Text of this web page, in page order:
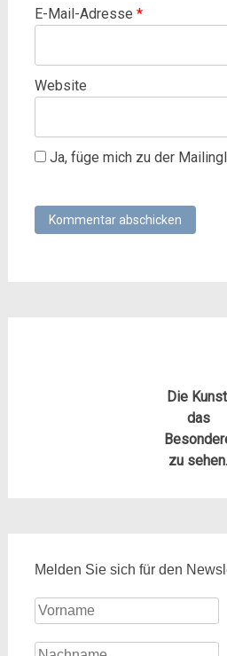
E-Mail-Adresse *
Website
Ja, füge mich zu der
Die
das
zu sehen.
Melden Sie sich für den